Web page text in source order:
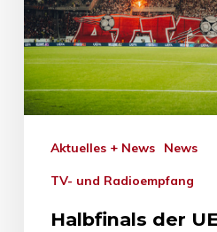
Aktuelles + News News
TV- und Radioempfang
Halbfinals der